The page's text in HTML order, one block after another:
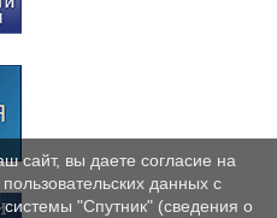
сайт, вы даете согласие на
данных с
"Спутник" (сведения о